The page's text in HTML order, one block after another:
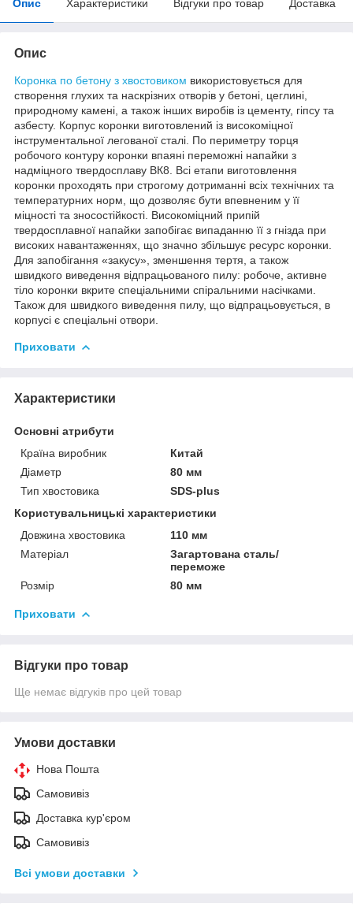
Опис Характеристики Відгуки про товар Доставка
Опис
Коронка по бетону з хвостовиком використовується для
створення глухих та наскрізних отворів у бетоні, цеглині,
природному камені, а також інших виробів із цементу, гіпсу та
азбесту. Корпус коронки виготовлений із високоміцної
інструментальної легованої сталі. По периметру торця
робочого контуру коронки впаяні переможні напайки з
надміцного твердосплаву ВК8. Всі етапи виготовлення
коронки проходять при строгому дотриманні всіх технічних та
температурних норм, що дозволяє бути впевненим у її
міцності та зносостійкості. Високоміцний припій
твердосплавної напайки запобігає випаданню її з гнізда при
високих навантаженнях, що значно збільшує ресурс коронки.
Для запобігання «закусу», зменшення тертя, а також
швидкого виведення відпрацьованого пилу: робоче, активне
тіло коронки вкрите спеціальними спіральними насічками.
Також для швидкого виведення пилу, що відпрацьовується, в
корпусі є спеціальні отвори.
Приховати
Характеристики
Основні атрибути
Країна виробник
Китай
Діаметр
80 мм
Тип хвостовика
SDS-plus
Користувальницькі характеристики
Довжина хвостовика
110 мм
Матеріал
Загартована сталь/
переможе
Розмір
80 мм
Приховати
Відгуки про товар
Ще немає відгуків про цей товар
Умови доставки
Нова Пошта
Самовивіз
Доставка кур'єром
Самовивіз
Всі умови доставки